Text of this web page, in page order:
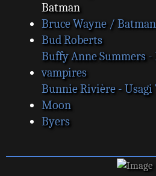
Batman
Bruce Wayne /
Bud Roberts
Buffy Anne Summers
vampires
Bunnie Rivière -
Moon
Byers